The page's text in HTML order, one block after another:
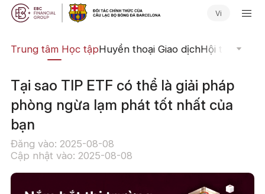
Vi
Trung tâm Học tậpHuyền thoại Giao dịchHội thảo
Tại sao TIP ETF có thể là giải pháp
phòng ngừa lạm phát tốt nhất của
bạn
Đăng vào: 2025-08-08
Cập nhật vào: 2025-08-08